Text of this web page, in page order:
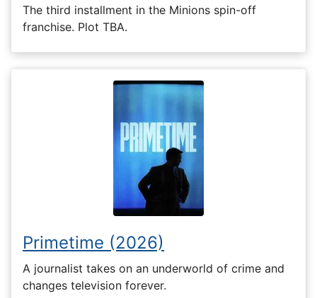
The third installment in the Minions spin-off
franchise. Plot TBA.
Primetime (2026)
A journalist takes on an underworld of crime and
changes television forever.